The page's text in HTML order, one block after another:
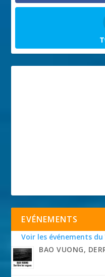
EVÉNEMENTS
Voir les événements du
BAO VUONG,